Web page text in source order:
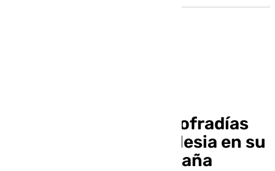
León XIV sitúa a las cofradías
en el corazón de la Iglesia en su
primer mensaje a España